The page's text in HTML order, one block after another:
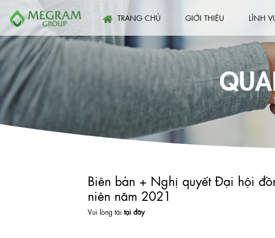
TRANG CHỦ GIỚI THIỆU LĨNH
Biên bản + Nghị quyết Đại hội
niên năm 2021
Vui lòng tải tại đây